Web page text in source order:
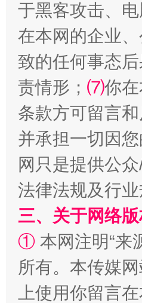
揭批美国五大"原罪"
解纷+调解+退费，一次
于黑客攻击、
在本网的企业
致的任何事态后
责情形； ⑺你
条款方可留言
并承担一切因
网只是提供公
法律法规及行
三、关于网络版
① 本网注明“来
所有。本传媒
上使用你留言